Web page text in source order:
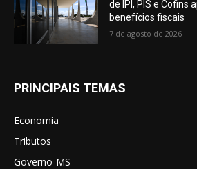
de IPI, PIS e Cofins
benefícios fiscais
7 de agosto de 2026
PRINCIPAIS TEMAS
Economia
Tributos
Governo-MS